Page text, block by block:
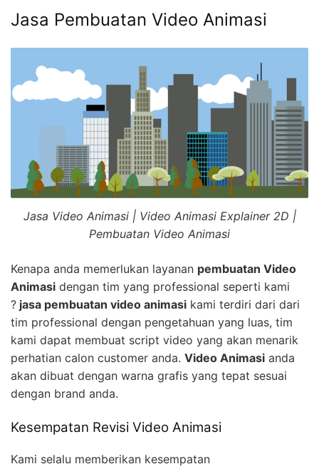
Jasa Pembuatan Video Animasi
Jasa Video Animasi | Video Animasi Explainer 2D |
Pembuatan Video Animasi
Kenapa anda memerlukan layanan pembuatan Video
Animasi dengan tim yang professional seperti kami
? jasa pembuatan video animasi kami terdiri dari dari
tim professional dengan pengetahuan yang luas, tim
kami dapat membuat script video yang akan menarik
perhatian calon customer anda. Video Animasi anda
akan dibuat dengan warna grafis yang tepat sesuai
dengan brand anda.
Kesempatan Revisi Video Animasi
Kami selalu memberikan kesempatan